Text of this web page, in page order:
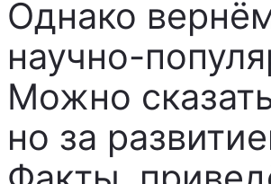
Однако
научно-
Можно
но за